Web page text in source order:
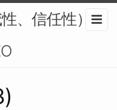
、信任性）在